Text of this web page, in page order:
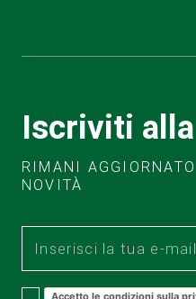
Iscriviti
RIMANI
NOVITÀ
Accetto le condizioni sulla